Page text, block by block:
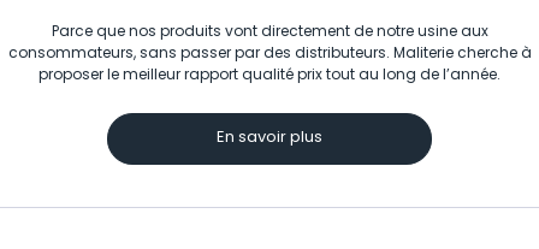
Parce que nos produits vont directement de notre usine aux
consommateurs, sans passer par des distributeurs. Maliterie cherche à
proposer le meilleur rapport qualité prix tout au long de l’année.
En savoir plus